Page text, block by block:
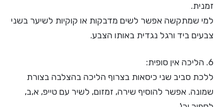
זמנית.
למי שמתקשה אפשר לשים מדבקות או קוקיות לשיער בשני
צבעים ביד ורגל נגדית באותו הצבע.
6. הליכה אין סופית:
ללכת סביב שני כיסאות בצרוף הליכה בהצלבה בצורת
שמונה. אפשר להוסיף שירה, זמזום, לשיר עם טייפ, א,ב,